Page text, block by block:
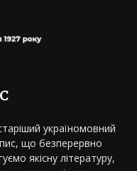
україномовний
що безперервно
якісну літературу,